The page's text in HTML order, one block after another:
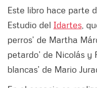
Este libro hace parte
Estudio del Idartes ,
perros’ de Martha
petardo’ de Nicolás y
blancas’ de Mario